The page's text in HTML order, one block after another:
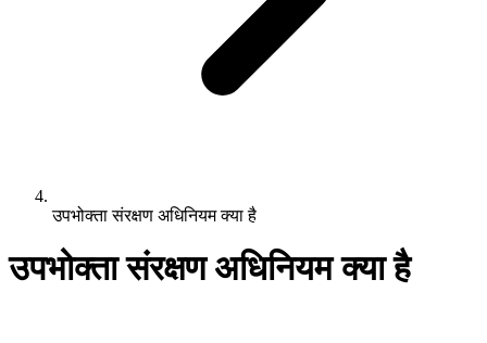
उपभोक्ता संरक्षण अधिनियम क्या है
उपभोक्ता संरक्षण अधिनियम क्या है